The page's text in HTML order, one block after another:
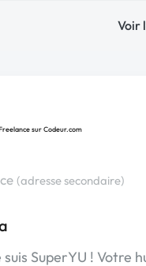
Voir
(adresse secondaire)
SuperYU ! Votre